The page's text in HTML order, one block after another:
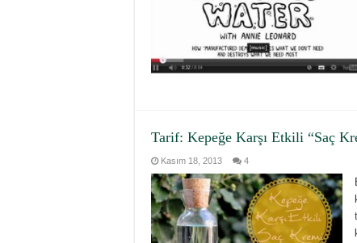
Tarif: Kepeğe Karşı Etkili “Saç
Kasım 18, 2013 4